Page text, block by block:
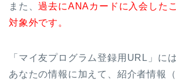
また、過去にANAカードに入会した
対象外です。
「マイ友プログラム登録用URL」に
あなたの情報に加えて、紹介者情報